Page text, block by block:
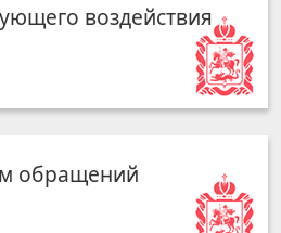
воздействия
обращений